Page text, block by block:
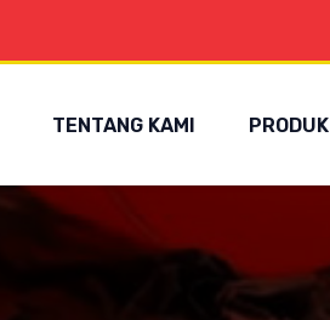
TENTANG KAMI PRODUK